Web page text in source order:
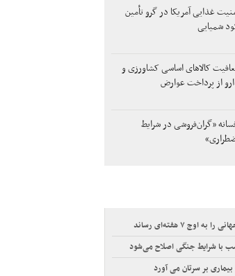
غذایی آمریکا در گرو تأمین
شمیایی
کالاهای اساسی کشاورزی و
از پرداخت عوارض
«گران‌فروشی در شرایط
اوج ۷ هفته‌ای رساند
با شرایط جنگی اصلاح می‌شود
بر سرتان می آورد